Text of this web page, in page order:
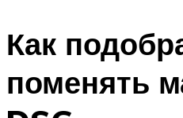
Как
поменять